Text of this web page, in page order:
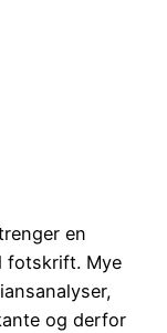
en
fotskrift. Mye
og derfor